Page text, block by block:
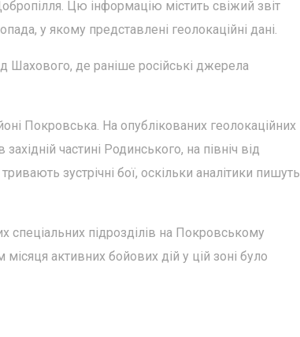
Цю інформацію містить свіжий звіт
у якому представлені геолокаційні дані.
Шахового, де раніше російські джерела
Покровська. На опублікованих геолокаційних
частині Родинського, на північ від
зустрічні бої, оскільки аналітики пишуть
спеціальних підрозділів на Покровському
активних бойових дій у цій зоні було